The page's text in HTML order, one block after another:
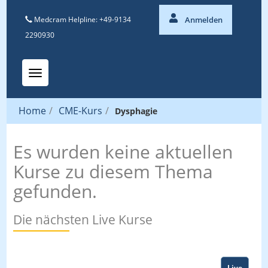
Medcram Helpline: +49-9134
2290930
Anmelden
Toggle navigation
Home / CME-Kurs / Dysphagie
Es wurden keine aktuellen
Kurse zu diesem Thema
gefunden.
Die nächsten Live Kurse